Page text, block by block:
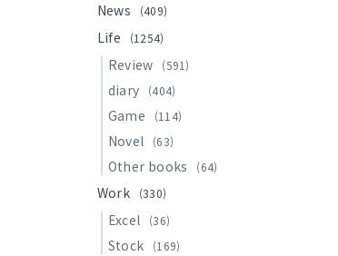
News (409)
Life (1254)
Review (591)
diary (404)
Game (114)
Novel (63)
Other books (64)
Work (330)
Excel (36)
Stock (169)